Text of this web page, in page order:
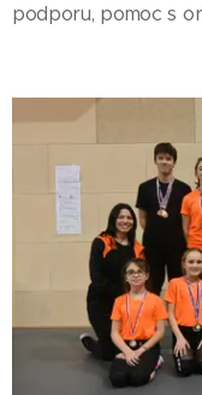
podporu, pomoc s